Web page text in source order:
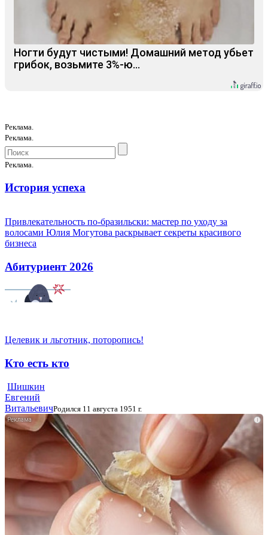
Ногти будут чистыми! Домашний метод убьет
грибок, возьмите 3%-ю…
Реклама.
Реклама.
Реклама.
История успеха
Привлекательность по-бразильски: мастер по уходу за
волосами Юлия Могутова раскрывает секреты красивого
бизнеса
Абитуриент 2026
Целевик и льготник, поторопись!
Кто есть кто
Шишкин
Евгений
ВитальевичРодился 11 августа 1951 г.
i